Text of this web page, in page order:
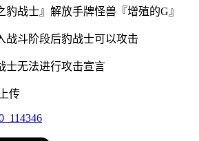
豹战士』解放手牌怪兽『增殖的G』
斗阶段后豹战士可以攻击
无法进行攻击宣言
传